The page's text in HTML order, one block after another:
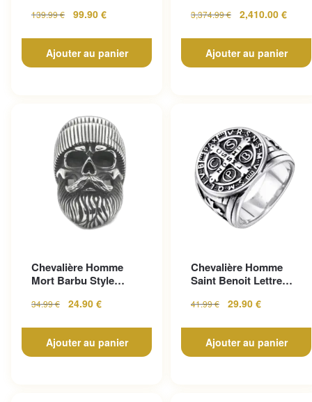
139.99€ 99.90 €
Ajouter au panier
Gothique...
3,374.99€ 2,410.00 €
Ajouter au panier
Chevalière Homme
Mort Barbu Style
Inoxy...
34.99€ 24.90 €
Ajouter au panier
Chevalière Homme
Saint Benoit Lettre
41.99€ 29.90 €
Ajouter au panier